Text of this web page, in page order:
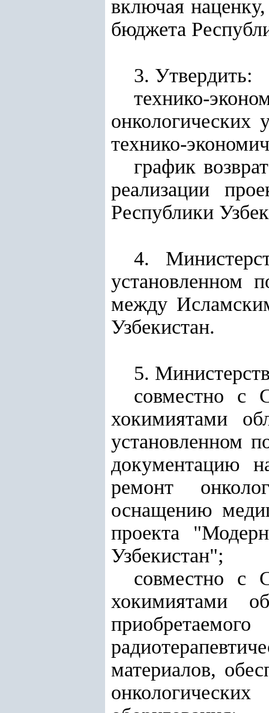
включая
бюджета
3. Утвердить:
технико-
онкологических
технико-
график
реализации
Республики
4.
установленном
между
Узбекистан.
5.
совместно с
хокимиятами
установленном
документацию
ремонт
оснащению
проекта
Узбекистан";
совместно с
хокимиятами
материалов,